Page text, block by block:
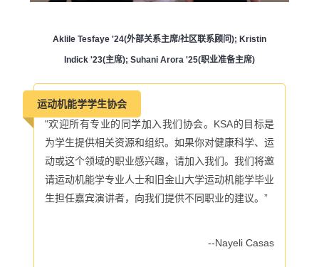
Aklile Tesfaye '24(外部关系主席/社区联系顾问); Kristin
Indick '23(主席); Suhani Arora '25(职业准备主席)
运动机能学学生协会
"欢迎所有专业的同学加入我们协会。KSA的目标是
为学生提供相关资源和组织。如果你对健康科学、运
动或这个领域的职业感兴趣，请加入我们。我们将邀
请运动机能学专业人士和旧金山大学运动机能学毕业
生担任嘉宾演讲者，向我们提供不同职业的建议。”
--Nayeli Casas